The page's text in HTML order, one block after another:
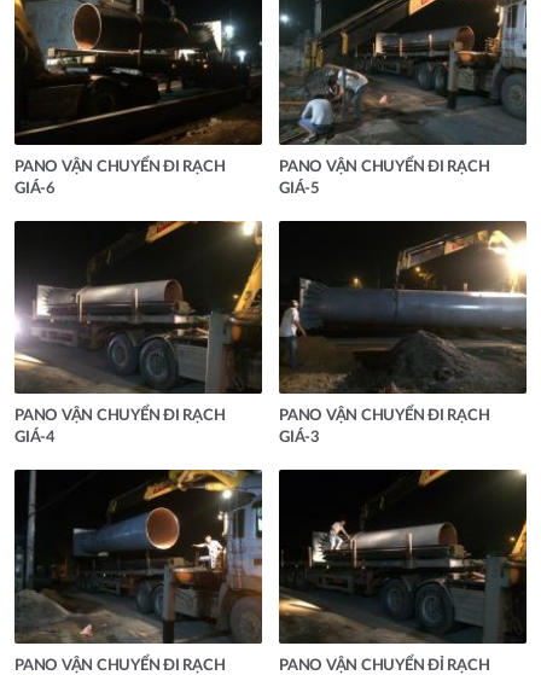
PANO VẬN CHUYỂN ĐI RẠCH
GIÁ-6
PANO VẬN CHUYỂN ĐI RẠCH
GIÁ-5
PANO VẬN CHUYỂN ĐI RẠCH
GIÁ-4
PANO VẬN CHUYỂN ĐI RẠCH
GIÁ-3
PANO VẬN CHUYỂN ĐI RẠCH
PANO VẬN CHUYỂN ĐỈ RẠCH